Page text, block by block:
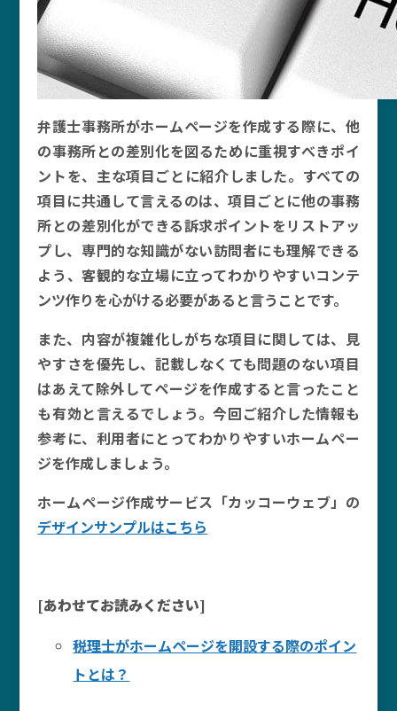
弁護士事務所がホームページを作成する際に、他
の事務所との差別化を図るために重視すべきポイ
ントを、主な項目ごとに紹介しました。すべての
項目に共通して言えるのは、項目ごとに他の事務
所との差別化ができる訴求ポイントをリストアッ
プし、専門的な知識がない訪問者にも理解できる
よう、客観的な立場に立ってわかりやすいコンテ
ンツ作りを心がける必要があると言うことです。
また、内容が複雑化しがちな項目に関しては、見
やすさを優先し、記載しなくても問題のない項目
はあえて除外してページを作成すると言ったこと
も有効と言えるでしょう。今回ご紹介した情報も
参考に、利用者にとってわかりやすいホームペー
ジを作成しましょう。
ホームページ作成サービス「カッコーウェブ」の
デザインサンプルはこちら
[あわせてお読みください]
税理士がホームページを開設する際のポイン
トとは？